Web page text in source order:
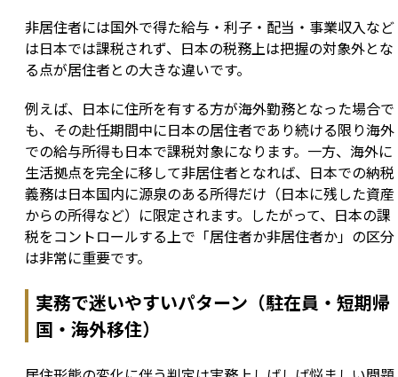
非居住者には国外で得た給与・利子・配当・事業収入など
は日本では課税されず、日本の税務上は把握の対象外とな
る点が居住者との大きな違いです。
例えば、日本に住所を有する方が海外勤務となった場合で
も、その赴任期間中に日本の居住者であり続ける限り海外
での給与所得も日本で課税対象になります。一方、海外に
生活拠点を完全に移して非居住者となれば、日本での納税
義務は日本国内に源泉のある所得だけ（日本に残した資産
からの所得など）に限定されます。したがって、日本の課
税をコントロールする上で「居住者か非居住者か」の区分
は非常に重要です。
実務で迷いやすいパターン（駐在員・短期帰
国・海外移住）